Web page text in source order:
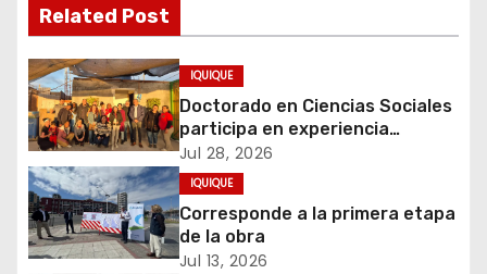
g
a
c
i
ó
n
Related Post
IQUIQUE
Doctorado en Ciencias Sociales
participa en experiencia
comunitaria sobre cuidados y
migración
Jul 28, 2026
IQUIQUE
Corresponde a la primera etapa
de la obra
Jul 13, 2026